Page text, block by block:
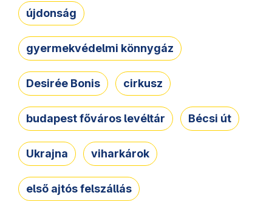
újdonság
gyermekvédelmi könnygáz
Desirée Bonis cirkusz
budapest főváros levéltár Bécsi út
Ukrajna viharkárok
első ajtós felszállás